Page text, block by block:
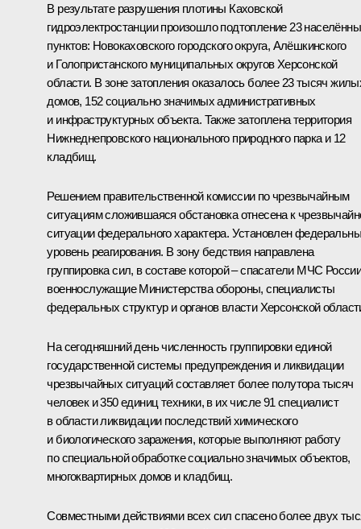
В результате разрушения плотины Каховской
гидроэлектростанции произошло подтопление 23
пунктов: Новокаховского городского округа, Алёшкинского
и Голопристанского муниципальных округов Херсонской
области. В зоне затопления оказалось более 23 тысяч
домов, 152 социально значимых административных
и инфраструктурных объекта. Также затоплена территория
Нижнеднепровского национального природного парка и 12
кладбищ.
Решением правительственной комиссии по чрезвычайным
ситуациям сложившаяся обстановка отнесена к
ситуации федерального характера. Установлен
уровень реагирования. В зону бедствия направлена
группировка сил, в составе которой – спасатели МЧС
военнослужащие Министерства обороны, специалисты
федеральных структур и органов власти Херсонской
На сегодняшний день численность группировки единой
государственной системы предупреждения и ликвидации
чрезвычайных ситуаций составляет более полутора тысяч
человек и 350 единиц техники, в их числе 91 специалист
в области ликвидации последствий химического
и биологического заражения, которые выполняют работу
по специальной обработке социально значимых объектов,
многоквартирных домов и кладбищ.
Совместными действиями всех сил спасено более двух